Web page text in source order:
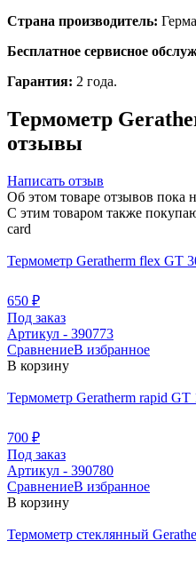
Страна производитель:
Бесплатное сервисное
Гарантия: 2 года.
Термометр
отзывы
Написать отзыв
Об этом товаре отзывов пока
С этим товаром также
card
Термометр Geratherm flex GT
650 ₽
Под заказ
Артикул - 390773
СравнениеВ избранное
В корзину
Термометр Geratherm rapid GT
700 ₽
Под заказ
Артикул - 390780
СравнениеВ избранное
В корзину
Термометр стеклянный